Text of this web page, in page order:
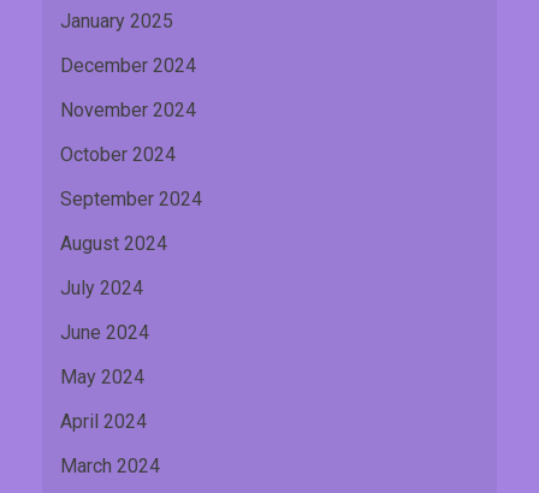
January 2025
December 2024
November 2024
October 2024
September 2024
August 2024
July 2024
June 2024
May 2024
April 2024
March 2024